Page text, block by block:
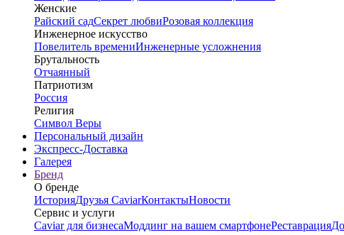
Женские
Райский садСекрет любвиРозовая коллекция
Инженерное искусство
Повелитель времениИнженерные усложнения
Брутальность
Отчаянный
Патриотизм
Россия
Религия
Символ Веры
Персональный дизайн
Экспресс-Доставка
Галерея
Бренд
О бренде
ИсторияДрузья CaviarКонтактыНовости
Сервис и услуги
Caviar для бизнесаМоддинг на вашем смартфонеРеставрация